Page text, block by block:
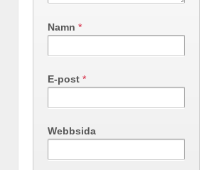
Namn *
E-post *
Webbsida